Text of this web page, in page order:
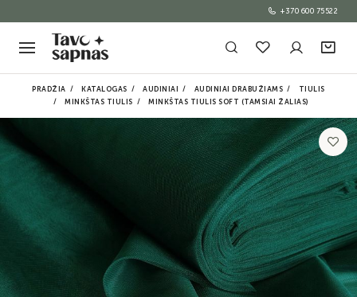
+370 600 75522
PRADŽIA KATALOGAS AUDINIAI AUDINIAI DRABUŽIAMS
TIULIS
MINKŠTAS TIULIS
MINKŠTAS TIULIS SOFT (TAMSIAI ŽALIAS)